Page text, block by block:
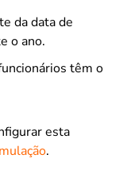
da data de
o ano.
têm o
esta
.